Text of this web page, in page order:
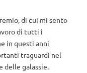
di cui mi sento
di tutti i
in questi anni
traguardi nel
delle galassie.